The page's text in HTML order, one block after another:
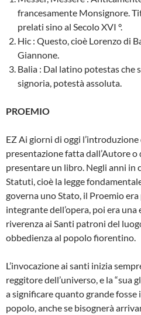
francesamente Mon­signore.
prela­ti sino al Secolo XVI °.
Hic : Questo, cioè Lorenzo di
Giannone.
Balia : Dal latino potestas che
signoria, potestà asso­luta.
PROEMIO
EZ Ai giorni di oggi
presentazione fatta dall’Autore o
presentare un libro. Negli anni
Statuti, cioè la legge
governa uno Stato, il Proemio
inte­grante dell’opera, poi era
riverenza ai Santi patroni del
obbedien­za al popolo fiorentino.
L’invocazione ai santi inizia
reggitore dell’universo, e la “sua
a significare quanto grande
popolo, anche se bisogne­rà